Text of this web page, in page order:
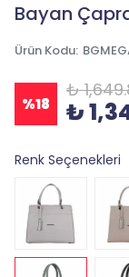
Bayan
Ürün Kodu:
%18
₺
₺
Renk Seçenekleri